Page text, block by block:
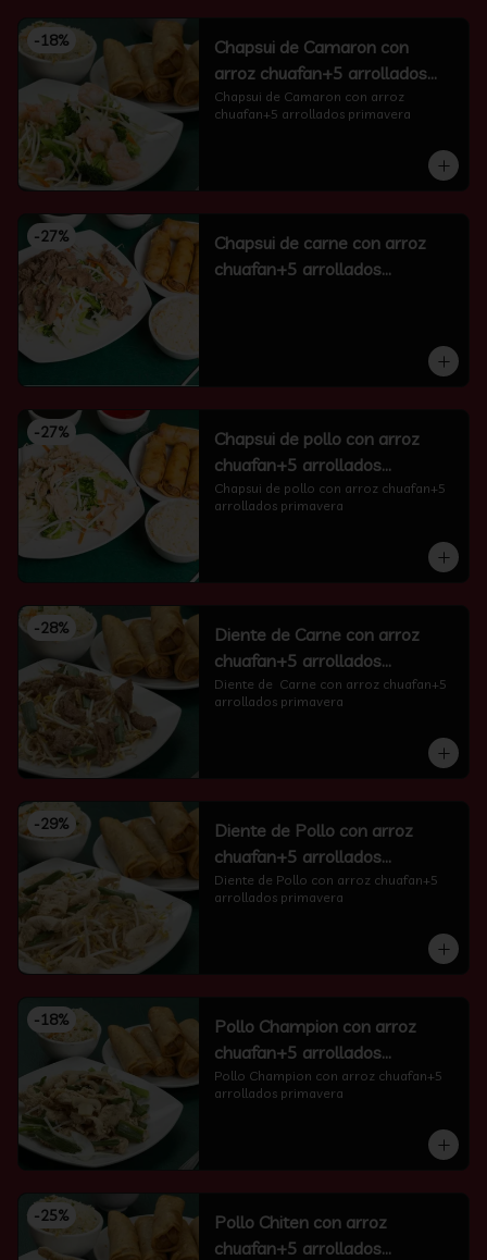
-18%
Chapsui de Camaron con
arroz chuafan+5 arrollados
primavera
Chapsui de Camaron con arroz
chuafan+5 arrollados primavera
-27%
Chapsui de carne con arroz
chuafan+5 arrollados
-27%
Chapsui de pollo con arroz
chuafan+5 arrollados
primavera
Chapsui de pollo con arroz chuafan+5
arrollados primavera
-28%
Diente de Carne con arroz
chuafan+5 arrollados
primavera
Diente de  Carne con arroz chuafan+5
arrollados primavera
-29%
Diente de Pollo con arroz
chuafan+5 arrollados
primavera
Diente de Pollo con arroz chuafan+5
arrollados primavera
-18%
Pollo Champion con arroz
chuafan+5 arrollados
primavera
Pollo Champion con arroz chuafan+5
arrollados primavera
-25%
Pollo Chiten con arroz
chuafan+5 arrollados